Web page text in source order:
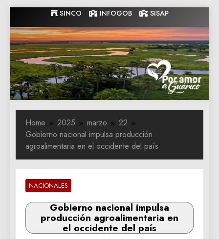
to
content
SINCO INFOGOB SISAP
Gobernacion
de Guarico
Gobernacion de Guarico
Home 2025 marzo
22
Gobierno nacional impulsa producción
agroalimentaria en el occidente del país
NACIONALES
Gobierno nacional impulsa
producción agroalimentaria en
el occidente del país